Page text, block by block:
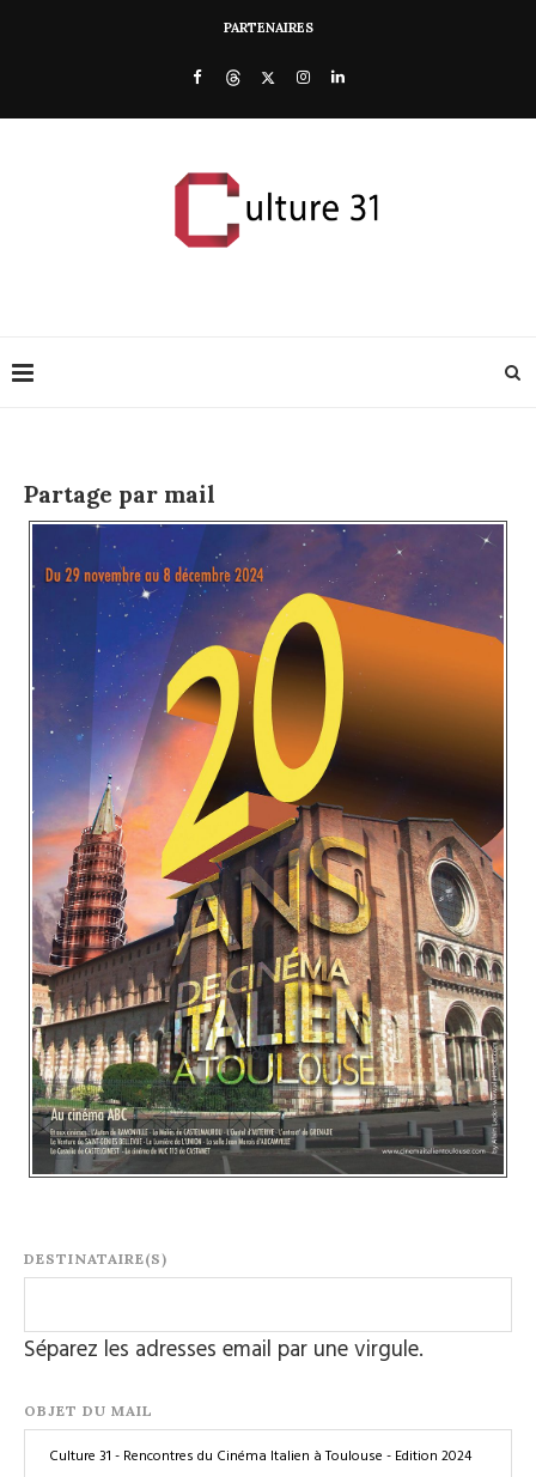
PARTENAIRES
Partage par mail
DESTINATAIRE(S)
Séparez les adresses email par une virgule.
OBJET DU MAIL